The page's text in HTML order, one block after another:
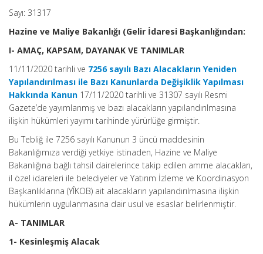
Sayı: 31317
Hazine ve Maliye Bakanlığı (Gelir İdaresi Başkanlığından:
I- AMAÇ, KAPSAM, DAYANAK VE TANIMLAR
11/11/2020 tarihli ve 7256 sayılı Bazı Alacakların Yeniden
Yapılandırılması ile Bazı Kanunlarda Değişiklik Yapılması
Hakkında Kanun 17/11/2020 tarihli ve 31307 sayılı Resmi
Gazete’de yayımlanmış ve bazı alacakların yapılandırılmasına
ilişkin hükümleri yayımı tarihinde yürürlüğe girmiştir.
Bu Tebliğ ile 7256 sayılı Kanunun 3 üncü maddesinin
Bakanlığımıza verdiği yetkiye istinaden, Hazine ve Maliye
Bakanlığına bağlı tahsil dairelerince takip edilen amme alacakları,
il özel idareleri ile belediyeler ve Yatırım İzleme ve Koordinasyon
Başkanlıklarına (YÎKOB) ait alacakların yapılandırılmasına ilişkin
hükümlerin uygulanmasına dair usul ve esaslar belirlenmiştir.
A- TANIMLAR
1- Kesinleşmiş Alacak